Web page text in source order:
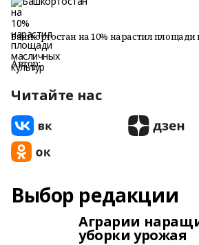
Башкортостан на 10% нарастил
Автор:
Читайте нас
Выбор редакции
Аграрии
уборки урожая